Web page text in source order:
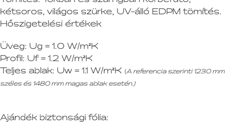
kétsoros, világos szürke, UV-álló EDPM tömítés.
Hőszigetelési értékek
Üveg: Ug = 1.0 W/m²K
Profil: Uf = 1.2 W/m²K
Teljes ablak: Uw = 1.1 W/m²K (A referencia szerinti 1230 mm
széles és 1480 mm magas ablak esetén.)
Ajándék biztonsági fólia: